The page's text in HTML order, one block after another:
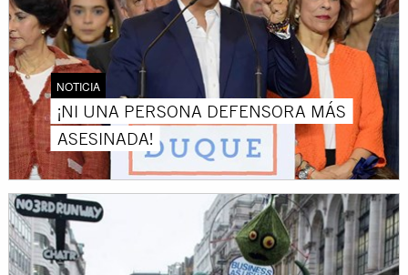
NOTICIA
¡NI UNA PERSONA DEFENSORA MÁS
ASESINADA!